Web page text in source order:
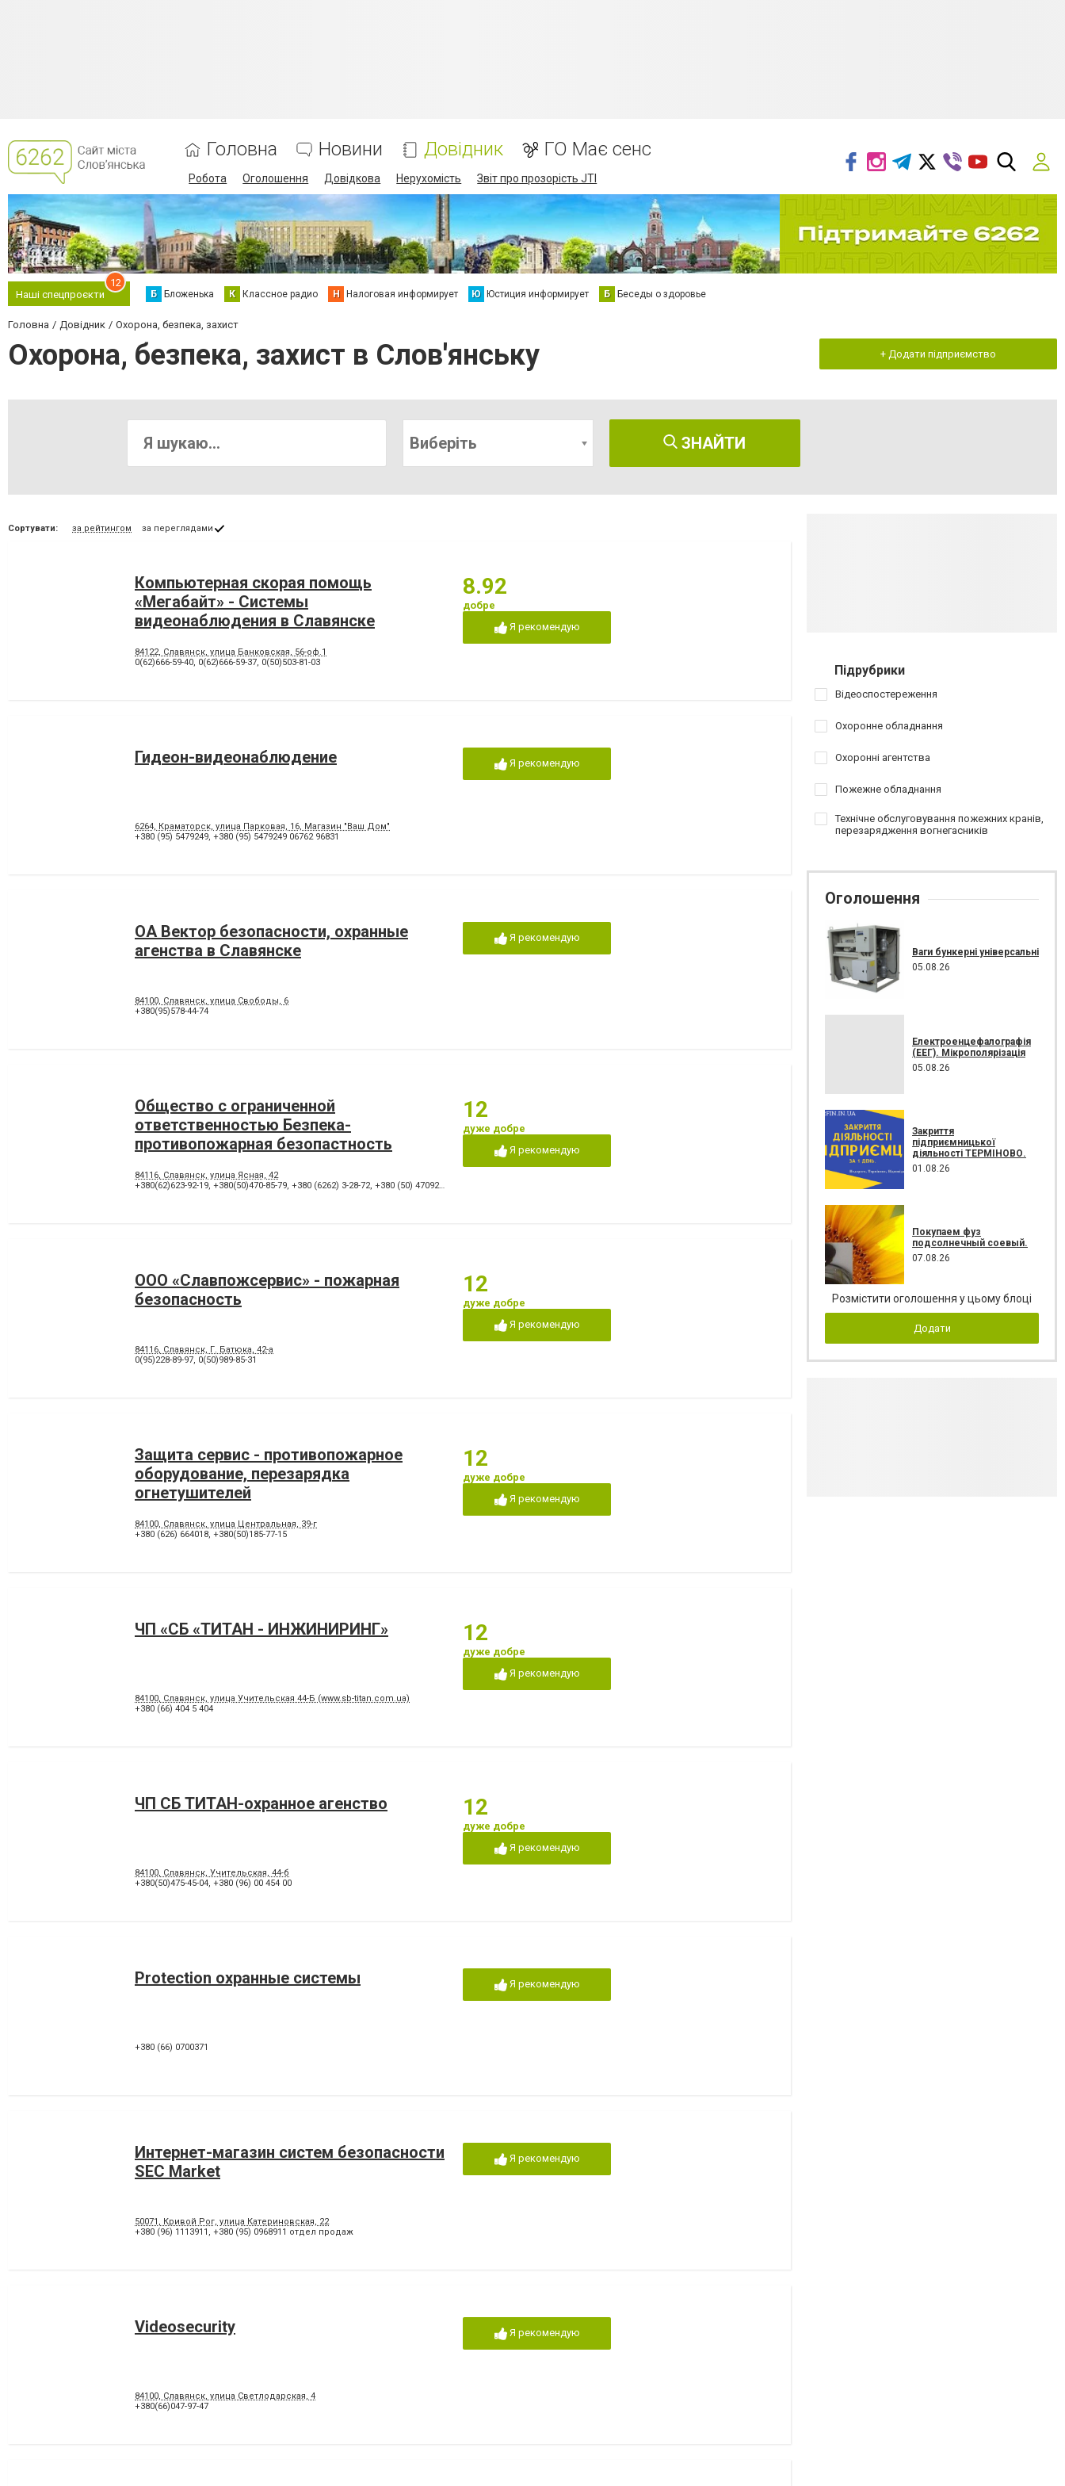
Головна Новини Довідник ГО Має сенс
Робота Оголошення Довідкова Нерухомість Звіт про прозорість JTI
Наші спецпроєкти
12
Б Бложенька К Классное радио Н Налоговая информирует Ю Юстиция информирует Б Беседы о здоровье
Головна Довідник Охорона, безпека, захист
Охорона, безпека, захист в Слов'янську + Додати підприємство
Виберіть ЗНАЙТИ
Сортувати: за рейтингом за переглядами
Компьютерная скорая помощь
«Мегабайт» - Системы
видеонаблюдения в Славянске
84122, Славянск, улица Банковская, 56-оф.1
0(62)666-59-40, 0(62)666-59-37, 0(50)503-81-03
8.92
добре
Я рекомендую
Гидеон-видеонаблюдение
6264, Краматорск, улица Парковая, 16, Магазин "Ваш Дом"
+380 (95) 5479249, +380 (95) 5479249 06762 96831
Я рекомендую
ОА Вектор безопасности, охранные
агенства в Славянске
84100, Славянск, улица Свободы, 6
+380(95)578-44-74
Я рекомендую
Общество с ограниченной
ответственностью Безпека-
противопожарная безопастность
84116, Славянск, улица Ясная, 42
+380(62)623-92-19, +380(50)470-85-79, +380 (6262) 3-28-72, +380 (50) 4709269
12
дуже добре
Я рекомендую
ООО «Славпожсервис» - пожарная
безопасность
84116, Славянск, Г. Батюка, 42-а
0(95)228-89-97, 0(50)989-85-31
12
дуже добре
Я рекомендую
Защита сервис - противопожарное
оборудование, перезарядка
огнетушителей
84100, Славянск, улица Центральная, 39-г
+380 (626) 664018, +380(50)185-77-15
12
дуже добре
Я рекомендую
ЧП «СБ «ТИТАН - ИНЖИНИРИНГ»
84100, Славянск, улица Учительская 44-Б (www.sb-titan.com.ua)
+380 (66) 404 5 404
12
дуже добре
Я рекомендую
ЧП СБ ТИТАН-охранное агенство
84100, Славянск, Учительская, 44-б
+380(50)475-45-04, +380 (96) 00 454 00
12
дуже добре
Я рекомендую
Protection охранные системы
+380 (66) 0700371
Я рекомендую
Интернет-магазин систем безопасности
SEC Market
50071, Кривой Рог, улица Катериновская, 22
+380 (96) 1113911 , +380 (95) 0968911 отдел продаж
Я рекомендую
Videosecurity
84100, Славянск, улица Светлодарская, 4
+380(66)047-97-47
Я рекомендую
Підрубрики
Відеоспостереження
Охоронне обладнання
Охоронні агентства
Пожежне обладнання
Технічне обслуговування пожежних кранів,
перезарядження вогнегасників
Оголошення
Ваги бункерні універсальні
05.08.26
Електроенцефалографія
(ЕЕГ). Мікрополярізація
05.08.26
Закриття
підприємницької
діяльності ТЕРМІНОВО.
01.08.26
Покупаем фуз
подсолнечный соевый.
07.08.26
Розмістити оголошення у цьому блоці
Додати